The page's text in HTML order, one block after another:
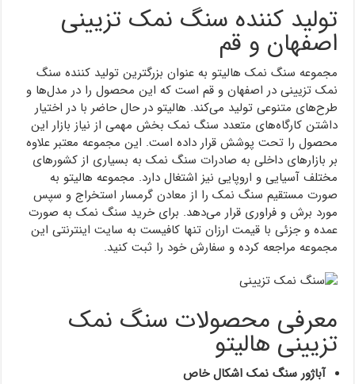
تولید کننده سنگ نمک تزیینی
اصفهان و قم
مجموعه سنگ نمک هالیتو به عنوان بزرگترین تولید کننده سنگ
نمک تزیینی در اصفهان و قم است که این محصول را در مدل‌ها و
طرح‌های متنوعی تولید می‌کند. هالیتو در حال حاضر با در اختیار
داشتن کارگاه‌های متعدد سنگ نمک بخش مهمی از نیاز بازار این
محصول را تحت پوشش قرار داده است. این مجموعه معتبر علاوه
بر بازارهای داخلی به صادرات سنگ نمک به بسیاری از کشورهای
مختلف آسیایی و اروپایی نیز اشتغال دارد. مجموعه هالیتو به
صورت مستقیم سنگ نمک را از معادن گرمسار استخراج و سپس
مورد برش و فراوری قرار می‌دهد. برای خرید سنگ نمک به صورت
عمده و جزئی با قیمت ارزان تنها کافیست به سایت اینترنتی این
مجموعه مراجعه کرده و سفارش خود را ثبت کنید.
معرفی محصولات سنگ نمک
تزیینی هالیتو
آباژور سنگ نمک اشکال خاص